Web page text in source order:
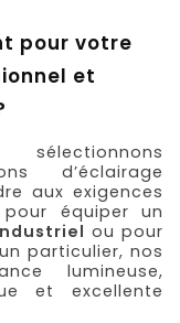
pour votre
et
d’éclairage
aux exigences
équiper un
ou pour
particulier, nos
lumineuse,
et excellente